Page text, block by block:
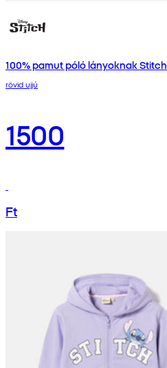
100% pamut póló lányoknak Stitch
rövid ujjú
1500
Ft